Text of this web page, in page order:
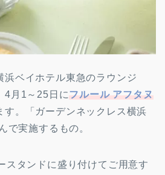
浜ベイホテル東急のラウンジ
4月1～25日にフルール アフタヌ
す。「ガーデンネックレス横浜
で実施するもの。
スタンドに盛り付けてご用意す